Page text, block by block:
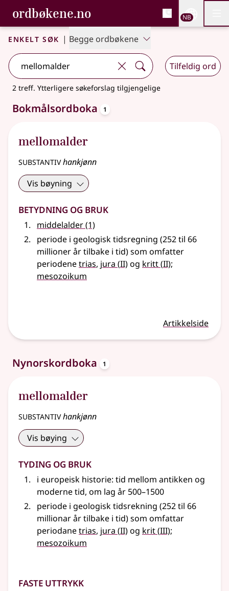
Gå til hovedinnhold
Tilgjengelighet
ordbøkene.no, Bokmålsordboka og
Bokmålsordboka og Nynorskordboka
NB
Enkelt søk | Begge ordbøkene
Tilfeldig ord
2 treff. Ytterligere søkeforslag tilgjengelige
Bokmålsordboka 1
mellomalder
substantivhankjønn
Vis bøyning
Betydning og bruk
middelalder(1)
periode i geologisk tidsregning (252 til 66
millioner år tilbake i tid) som omfatter
periodenetrias, jura (2
II)og kritt(2
II);
mesozoikum
Artikkelside
Nynorskordboka 1
mellomalder
substantivhankjønn
Vis bøying
Tyding og bruk
i europeisk historie: tid mellom antikken og
moderne tid, om lag år 500–1500
periode i geologisk tidsrekning (252 til 66
millionar år tilbake i tid) som omfattar
periodanetrias, jura (2
II)og krit(3
III);
mesozoikum
Faste uttrykk